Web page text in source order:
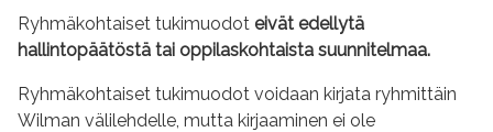
Ryhmäkohtaiset tukimuodot eivät edellytä
hallintopäätöstä tai oppilaskohtaista suunnitelmaa.
Ryhmäkohtaiset tukimuodot voidaan kirjata ryhmittäin
Wilman välilehdelle, mutta kirjaaminen ei ole